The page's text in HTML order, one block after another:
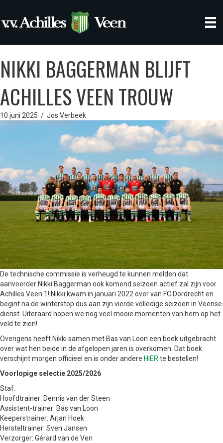
NIKKI BAGGERMAN BLIJFT
ACHILLES VEEN TROUW
10 juni 2025 / Jos Verbeek
De technische commissie is verheugd te kunnen melden dat
aanvoerder Nikki Baggerman ook komend seizoen actief zal zijn voor
Achilles Veen 1! Nikki kwam in januari 2022 over van FC Dordrecht en
begint na de winterstop dus aan zijn vierde volledige seizoen in Veense
dienst. Uiteraard hopen we nog veel mooie momenten van hem op het
veld te zien!
Overigens heeft Nikki samen met Bas van Loon een boek uitgebracht
over wat hen beide in de afgelopen jaren is overkomen. Dat boek
verschijnt morgen officieel en is onder andere HIER te bestellen!
Voorlopige selectie 2025/2026
Staf:
Hoofdtrainer: Dennis van der Steen
Assistent-trainer: Bas van Loon
Keeperstrainer: Arjan Hoek
Hersteltrainer: Sven Jansen
Verzorger: Gérard van de Ven